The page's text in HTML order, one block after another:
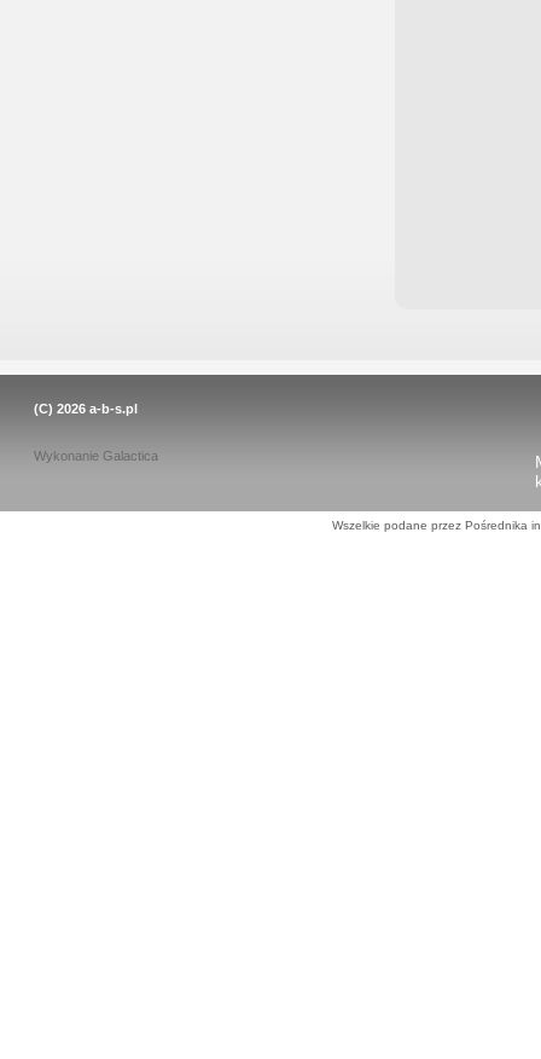
(C) 2026 a-b-s.pl
Wykonanie Galactica
Wszelkie podane przez Pośrednika